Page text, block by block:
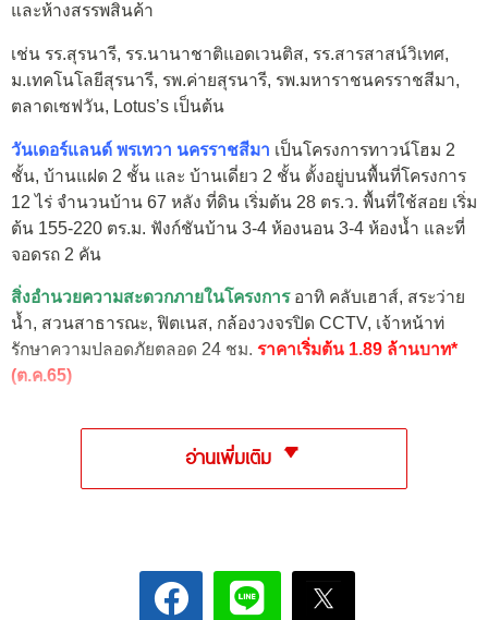
และห้างสรรพสินค้า
เช่น รร.สุรนารี, รร.นานาชาติแอดเวนติส, รร.สารสาสน์วิเทศ,
ม.เทคโนโลยีสุรนารี, รพ.ค่ายสุรนารี, รพ.มหาราชนครราชสีมา,
ตลาดเซฟวัน, Lotus’s เป็นต้น
วันเดอร์แลนด์ พรเทวา นครราชสีมา เป็นโครงการทาวน์โฮม 2
ชั้น, บ้านแฝด 2 ชั้น และ บ้านเดี่ยว 2 ชั้น ตั้งอยู่บนพื้นที่โครงการ
12 ไร่ จำนวนบ้าน 67 หลัง ที่ดิน เริ่มต้น 28 ตร.ว. พื้นที่ใช้สอย เริ่ม
ต้น 155-220 ตร.ม. ฟังก์ชันบ้าน 3-4 ห้องนอน 3-4 ห้องน้ำ และที่
จอดรถ 2 คัน
สิ่งอำนวยความสะดวกภายในโครงการอาทิ คลับเฮาส์, สระว่าย
น้ำ, สวนสาธารณะ, ฟิตเนส, กล้องวงจรปิด CCTV, เจ้าหน้าท่
รักษาความปลอดภัยตลอด 24 ชม. ราคาเริ่มต้น 1.89 ล้านบาท*
(ต.ค.65)
อ่านเพิ่มเติม